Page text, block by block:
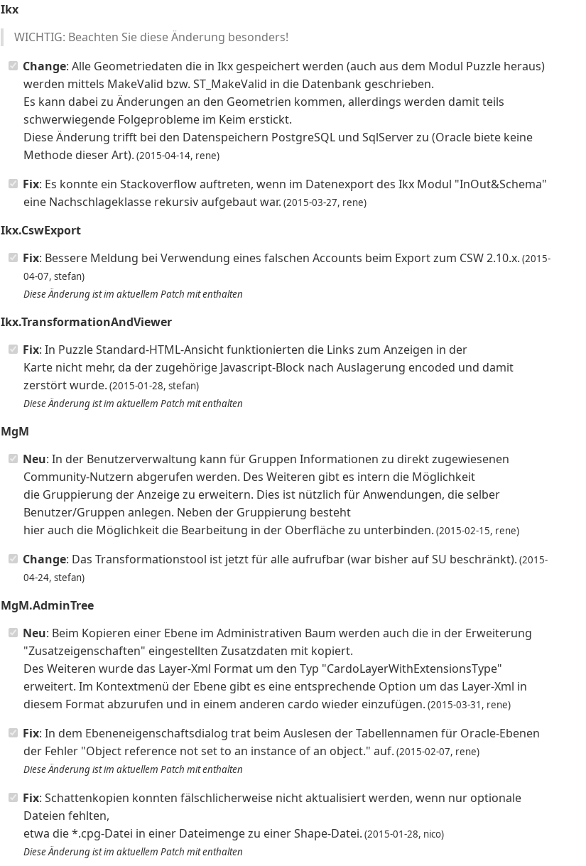
Ikx
WICHTIG: Beachten Sie diese Änderung besonders!
Change: Alle Geometriedaten die in Ikx gespeichert werden (auch aus dem Modul Puzzle heraus)
werden mittels MakeValid bzw. ST_MakeValid in die Datenbank geschrieben.
Es kann dabei zu Änderungen an den Geometrien kommen, allerdings werden damit teils
schwerwiegende Folgeprobleme im Keim erstickt.
Diese Änderung trifft bei den Datenspeichern PostgreSQL und SqlServer zu (Oracle biete keine
Methode dieser Art). (2015-04-14, rene)
Fix: Es konnte ein Stackoverflow auftreten, wenn im Datenexport des Ikx Modul "InOut&Schema"
eine Nachschlageklasse rekursiv aufgebaut war. (2015-03-27, rene)
Ikx.CswExport
Fix: Bessere Meldung bei Verwendung eines falschen Accounts beim Export zum CSW 2.10.x. (2015-
04-07, stefan)
Diese Änderung ist im aktuellem Patch mit enthalten
Ikx.TransformationAndViewer
Fix: In Puzzle Standard-HTML-Ansicht funktionierten die Links zum Anzeigen in der
Karte nicht mehr, da der zugehörige Javascript-Block nach Auslagerung encoded und damit
zerstört wurde. (2015-01-28, stefan)
Diese Änderung ist im aktuellem Patch mit enthalten
MgM
Neu: In der Benutzerverwaltung kann für Gruppen Informationen zu direkt zugewiesenen
Community-Nutzern abgerufen werden. Des Weiteren gibt es intern die Möglichkeit
die Gruppierung der Anzeige zu erweitern. Dies ist nützlich für Anwendungen, die selber
Benutzer/Gruppen anlegen. Neben der Gruppierung besteht
hier auch die Möglichkeit die Bearbeitung in der Oberfläche zu unterbinden. (2015-02-15, rene)
Change: Das Transformationstool ist jetzt für alle aufrufbar (war bisher auf SU beschränkt). (2015-
04-24, stefan)
MgM.AdminTree
Neu: Beim Kopieren einer Ebene im Administrativen Baum werden auch die in der Erweiterung
"Zusatzeigenschaften" eingestellten Zusatzdaten mit kopiert.
Des Weiteren wurde das Layer-Xml Format um den Typ "CardoLayerWithExtensionsType"
erweitert. Im Kontextmenü der Ebene gibt es eine entsprechende Option um das Layer-Xml in
diesem Format abzurufen und in einem anderen cardo wieder einzufügen. (2015-03-31, rene)
Fix: In dem Ebeneneigenschaftsdialog trat beim Auslesen der Tabellennamen für Oracle-Ebenen
der Fehler "Object reference not set to an instance of an object." auf. (2015-02-07, rene)
Diese Änderung ist im aktuellem Patch mit enthalten
Fix: Schattenkopien konnten fälschlicherweise nicht aktualisiert werden, wenn nur optionale
Dateien fehlten,
etwa die *.cpg-Datei in einer Dateimenge zu einer Shape-Datei. (2015-01-28, nico)
Diese Änderung ist im aktuellem Patch mit enthalten